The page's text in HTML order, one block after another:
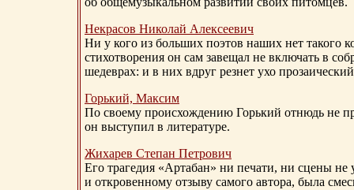
Некрасов Николай Алексеевич
Ни у кого из больших поэтов наших нет такого
стихотворения он сам завещал не включать в
шедеврах: и в них вдруг резнет ухо
Горький, Максим
По своему происхождению Горький отнюдь не
он выступил в литературе.
Жихарев Степан Петрович
Его трагедия «Артабан» ни печати, ни сцены
и откровенному отзыву самого автора, была